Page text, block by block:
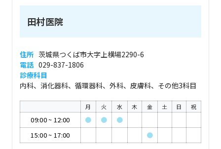
田村医院
住所 茨城県つくば市大字上横場2290-6
電話 029-837-1806
診療科目
内科、消化器科、循環器科、外科、皮膚科、その他3科目
月 火 水 木 金 土 日 祝
09:00~ 12:00 ● ●
●
15:00~ 17:00 ●